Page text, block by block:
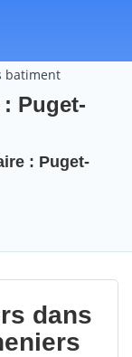
batiment
Puget-
: Puget-
dans